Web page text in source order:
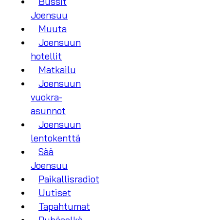
Joensuu
Muuta
Joensuun
hotellit
Matkailu
Joensuun
vuokra-
asunnot
Joensuun
lentokenttä
Sää
Joensuu
Paikallisradiot
Uutiset
Tapahtumat